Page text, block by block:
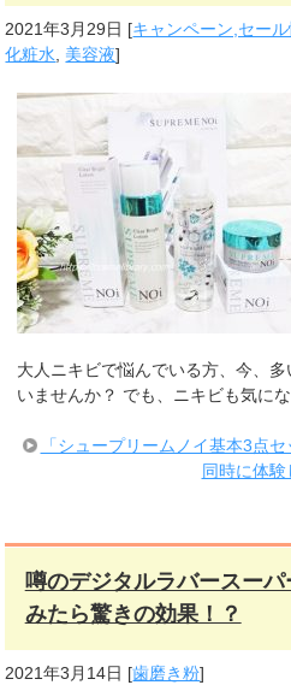
2021年3月29日 [キャンペーン,セー
化粧水
美容液]
大人ニキビで悩んでいる方、今、
いませんか？ でも、ニキビも気に
「シュープリームノイ基本3点
同時に体
噂のデジタルラバースー
みたら驚きの効果！？
2021年3月14日 [歯磨き粉]